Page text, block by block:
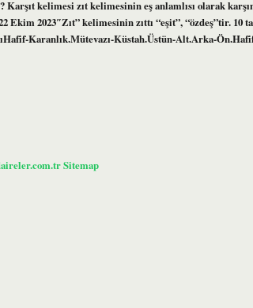
kelimesi zıt kelimesinin eş anlamlısı olarak
Ekim 2023″Zıt” kelimesinin zıttı “eşit”, “özdeş”tir. 10
Karanlık.Mütevazı-Küstah.Üstün-Alt.Arka-
Sitemap